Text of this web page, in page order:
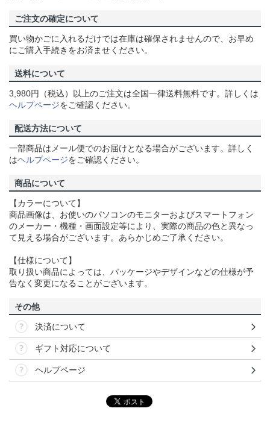
ご注文の確定について
買い物かごに入れるだけでは在庫は確保されませんので、お早め
にご購入手続きをお済ませください。
送料について
3,980円（税込）以上のご注文は全国一律送料無料です。詳しくは
ヘルプページをご確認ください。
配送方法について
一部商品はメール便でのお届けとなる場合がございます。詳しく
はヘルプページをご確認ください。
商品について
【カラーについて】
商品画像は、お使いのパソコンのモニターおよびスマートフォン
のメーカー・機種・画面設定等により、実際の商品の色と異なっ
て見える場合がございます。あらかじめご了承ください。
【仕様について】
取り扱い商品によっては、パッケージやデザインなどの仕様が予
告なく変更になることがございます。
その他
決済について
ギフト対応について
ヘルプページ